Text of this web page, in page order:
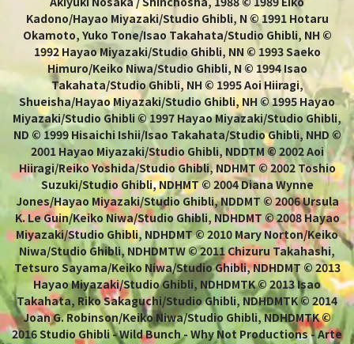
Kadono/Hayao Miyazaki/Studio Ghibli, N © 1991 Hotaru
Okamoto, Yuko Tone/Isao Takahata/Studio Ghibli, NH ©
1992 Hayao Miyazaki/Studio Ghibli, NN © 1993 Saeko
Himuro/Keiko Niwa/Studio Ghibli, N © 1994 Isao
Takahata/Studio Ghibli, NH © 1995 Aoi Hiiragi,
Shueisha/Hayao Miyazaki/Studio Ghibli, NH © 1995 Hayao
Miyazaki/Studio Ghibli © 1997 Hayao Miyazaki/Studio Ghibli,
ND © 1999 Hisaichi Ishii/Isao Takahata/Studio Ghibli, NHD ©
2001 Hayao Miyazaki/Studio Ghibli, NDDTM © 2002 Aoi
Hiiragi/Reiko Yoshida/Studio Ghibli, NDHMT © 2002 Toshio
Suzuki/Studio Ghibli, NDHMT © 2004 Diana Wynne
Jones/Hayao Miyazaki/Studio Ghibli, NDDMT © 2006 Ursula
K. Le Guin/Keiko Niwa/Studio Ghibli, NDHDMT © 2008 Hayao
Miyazaki/Studio Ghibli, NDHDMT © 2010 Mary Norton/Keiko
Niwa/Studio Ghibli, NDHDMTW © 2011 Chizuru Takahashi,
Tetsuro Sayama/Keiko Niwa/Studio Ghibli, NDHDMT © 2013
Hayao Miyazaki/Studio Ghibli, NDHDMTK © 2013 Isao
Takahata, Riko Sakaguchi/Studio Ghibli, NDHDMTK © 2014
Joan G. Robinson/Keiko Niwa/Studio Ghibli, NDHDMTK ©
2016 Studio Ghibli - Wild Bunch - Why Not Productions - Arte